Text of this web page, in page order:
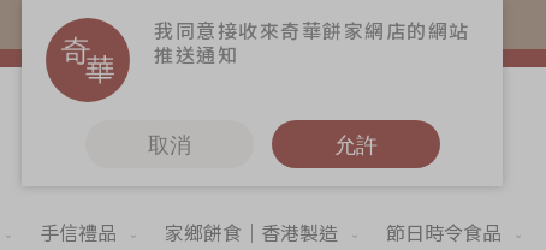
易賞錢會員憑推廣碼購買現貨產品可賺易賞錢($5=1分)
更多手信禮品 家鄉餅食｜香港製造 節日時令食品
我同意接收來奇華餅家網店的網站
推送通知
取消 允許